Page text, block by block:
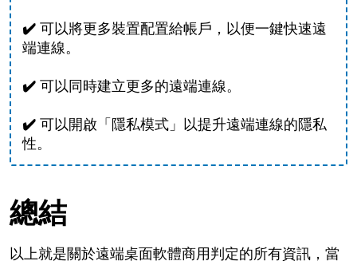
✔️ 可以將更多裝置配置給帳戶，以便一鍵快速遠
端連線。
✔️ 可以同時建立更多的遠端連線。
✔️ 可以開啟「隱私模式」以提升遠端連線的隱私
性。
總結
以上就是關於遠端桌面軟體商用判定的所有資訊，當